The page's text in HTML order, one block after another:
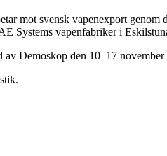
mot svensk vapenexport
Systems vapenfabriker i
av Demoskop den 10–17